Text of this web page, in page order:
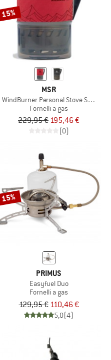
15%
MSR
WindBurner Personal Stove System
Fornelli a gas
229,95 € 195,46 €
(0)
15%
PRIMUS
Easyfuel Duo
Fornelli a gas
129,95 € 110,46 €
5,0(4)